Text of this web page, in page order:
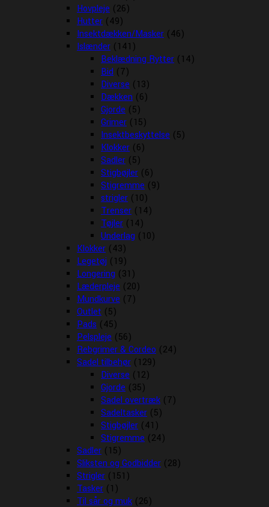
Hovpleje (26)
Hutter (49)
Insektdækken/Masker (46)
Islænder (141)
Beklædning Rytter (14)
Bid (7)
Diverse (13)
Dækken (6)
Gjorde (5)
Grimer (15)
Insektbeskyttelse (5)
Klokker (6)
Sadler (5)
Stigbøjler (6)
Stigremme (9)
strigler (10)
Trenser (14)
Tøjler (14)
Underlag (10)
Klokker (43)
Legetøj (19)
Longering (31)
Læderpleje (20)
Mundkurve (7)
Outlet (5)
Pads (45)
Pelspleje (56)
Rebgrimer & Cordeo (24)
Sadel tilbehør (129)
Diverse (12)
Gjorde (35)
Sadel overtræk (7)
Sadeltasker (5)
Stigbøjler (41)
Stigremme (24)
Sadler (15)
Sliksten og Godbidder (28)
Strigler (151)
Tasker (1)
Til sår og muk (26)